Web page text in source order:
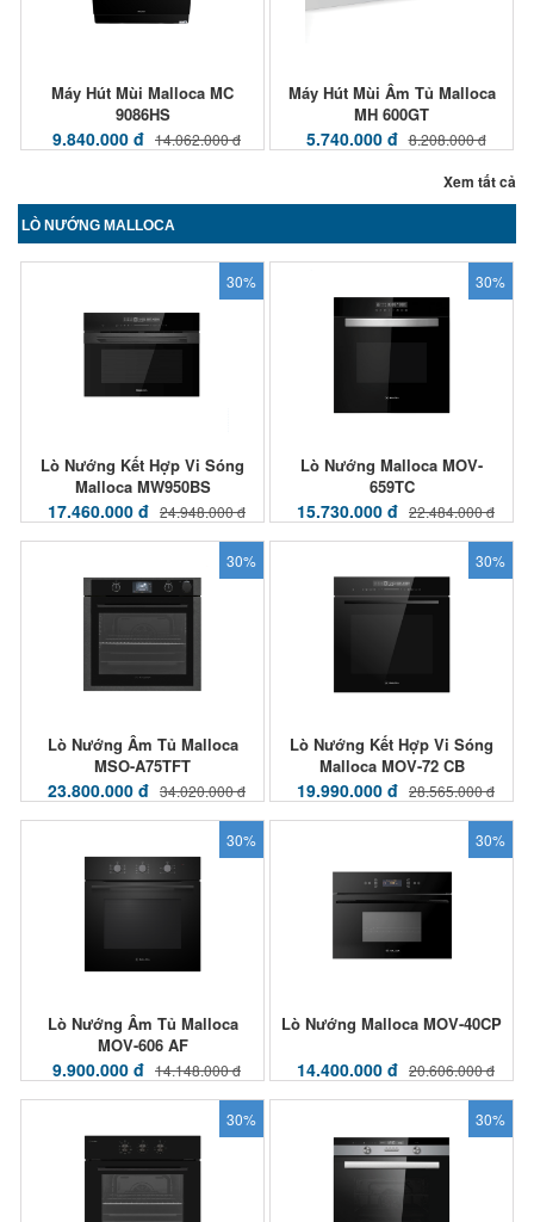
Máy Hút Mùi Malloca MC
9086HS
9.840.000 đ 14.062.000 đ
Máy Hút Mùi Âm Tủ Malloca
MH 600GT
5.740.000 đ 8.208.000 đ
Xem tất cả
LÒ NƯỚNG MALLOCA
30%
Lò Nướng Kết Hợp Vi Sóng
Malloca MW950BS
17.460.000 đ 24.948.000 đ
30%
Lò Nướng Malloca MOV-
659TC
15.730.000 đ 22.484.000 đ
30%
Lò Nướng Âm Tủ Malloca
MSO-A75TFT
23.800.000 đ 34.020.000 đ
30%
Lò Nướng Kết Hợp Vi Sóng
Malloca MOV-72 CB
19.990.000 đ 28.565.000 đ
30%
Lò Nướng Âm Tủ Malloca
MOV-606 AF
9.900.000 đ 14.148.000 đ
30%
Lò Nướng Malloca MOV-40CP
14.400.000 đ 20.606.000 đ
30% 30%